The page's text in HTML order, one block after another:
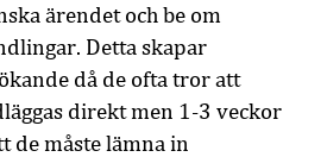
ärendet och be om
Detta skapar
då de ofta tror att
direkt men 1-3 veckor
de måste lämna in